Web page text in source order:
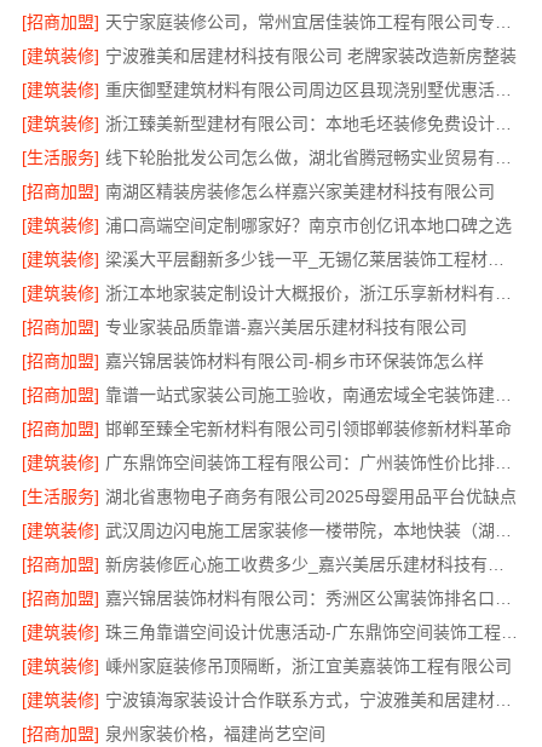
[招商加盟]
[建筑装修] 宁波雅美和居建材科技有限公司 老牌家装改造新房整装
[建筑装修]
重庆御墅建筑材料有限公司周边区县现浇别墅优惠活动环保材料
[建筑装修]
浙江臻美新型建材有限公司：本地毛坯装修免费设计环保
[生活服务]
[招商加盟] 南湖区精装房装修怎么样嘉兴家美建材科技有限公司
[建筑装修] 浦口高端空间定制哪家好？南京市创亿讯本地口碑之选
[建筑装修]
梁溪大平层翻新多少钱一平_无锡亿莱居装饰工程材料有限公司
[建筑装修]
[招商加盟] 专业家装品质靠谱-嘉兴美居乐建材科技有限公司
[招商加盟] 嘉兴锦居装饰材料有限公司-桐乡市环保装饰怎么样
[招商加盟]
靠谱一站式家装公司施工验收，南通宏域全宅装饰建材有限公司
[招商加盟] 邯郸至臻全宅新材料有限公司引领邯郸装修新材料革命
[建筑装修]
广东鼎饰空间装饰工程有限公司：广州装饰性价比排名零增项承诺
[生活服务] 湖北省惠物电子商务有限公司2025母婴用品平台优缺点
[建筑装修]
[招商加盟]
[招商加盟]
[建筑装修]
珠三角靠谱空间设计优惠活动-广东鼎饰空间装饰工程有限公司
[建筑装修] 嵊州家庭装修吊顶隔断，浙江宜美嘉装饰工程有限公司
[建筑装修]
宁波镇海家装设计合作联系方式，宁波雅美和居建材科技有限公司等您
[招商加盟] 泉州家装价格，福建尚艺空间